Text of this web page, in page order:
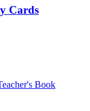
Cards